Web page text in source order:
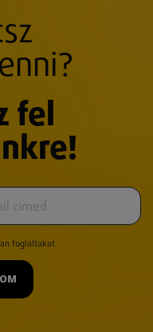
fel
foglaltakat.